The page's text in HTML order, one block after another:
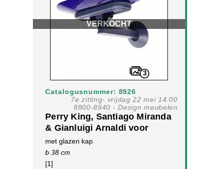
VERKOCHT
3
Catalogusnummer: 8926
7e zitting- vrijdag 22 mei 14:00
8800-8940 - Design meubelen
Perry King, Santiago Miranda
& Gianluigi Arnaldi voor
Arteluce, Italië, 'Jill'
wandlamp, ontwerp 70-er
jaren,
met glazen kap
b 38 cm
[1]